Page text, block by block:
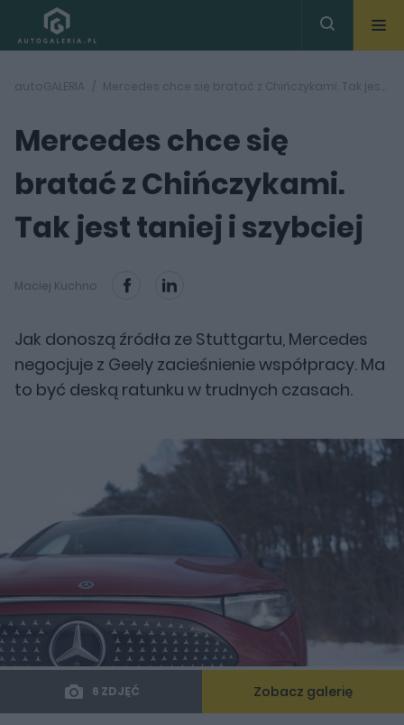
autoGALERIA Mercedes chce się bratać z Chińczykami. Tak jest taniej i szybciej
Mercedes chce się
bratać z Chińczykami.
Tak jest taniej i szybciej
Maciej Kuchno
Jak donoszą źródła ze Stuttgartu, Mercedes
negocjuje z Geely zacieśnienie współpracy. Ma
to być deską ratunku w trudnych czasach.
6 ZDJĘĆ Zobacz galerię